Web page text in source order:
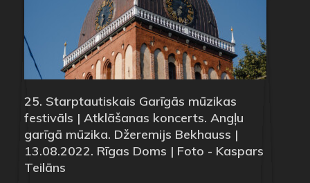
25. Starptautiskais Garīgās mūzikas
festivāls | Atklāšanas koncerts. Angļu
garīgā mūzika. Džeremijs Bekhauss |
13.08.2022. Rīgas Doms | Foto - Kaspars
Teilāns